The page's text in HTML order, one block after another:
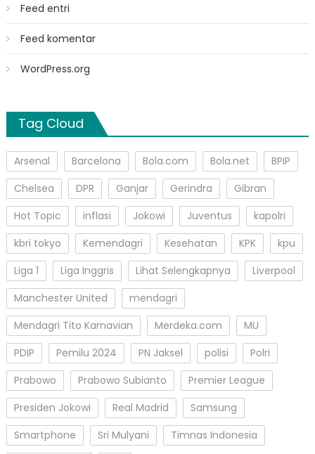
Feed entri
Feed komentar
WordPress.org
Tag Cloud
Arsenal Barcelona Bola.com Bola.net
BPIP
Chelsea
DPR Ganjar Gerindra
Gibran
Hot Topic
inflasi Jokowi Juventus
kapolri
kbri tokyo
Kemendagri Kesehatan KPK
kpu
Liga 1
Liga Inggris Lihat Selengkapnya
Liverpool
Manchester United
mendagri
Mendagri Tito Karnavian
Merdeka.com
MU
PDIP
Pemilu 2024 PN Jaksel polisi
Polri
Prabowo
Prabowo Subianto
Premier League
Presiden Jokowi
Real Madrid
Samsung
Smartphone
Sri Mulyani
Timnas Indonesia